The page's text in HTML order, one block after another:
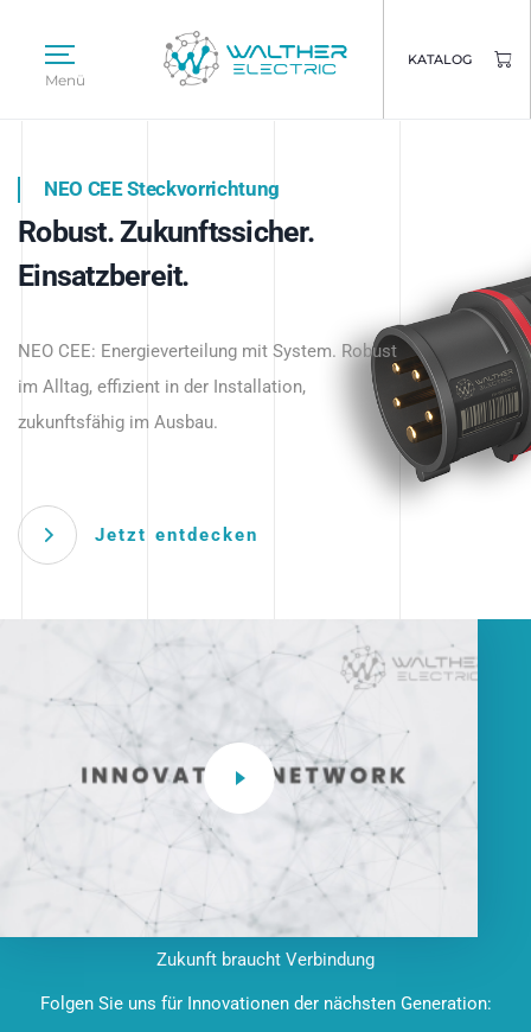
Menü
KATALOG
Intelligente Stromverteilung
beginnt hier.
NEO CEE Steckvorrichtung
Robust. Zukunftssicher.
Einsatzbereit.
NEO CEE: Energieverteilung mit System. Robust
im Alltag, effizient in der Installation,
zukunftsfähig im Ausbau.
Jetzt entdecken
Intelligenz trifft Energie.
Anwendungen – robust, IP-geschützt und
zukunftsfähig.
Zukunft braucht Verbindung
Folgen Sie uns für Innovationen der nächsten Generation: